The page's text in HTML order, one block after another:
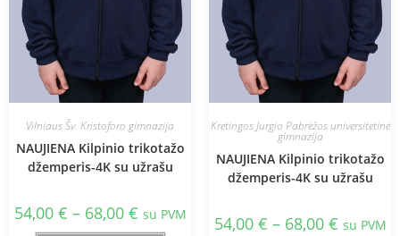
Vilniaus Šv. Kristoforo gimnazija
NAUJIENA Kilpinio trikotažo
džemperis-4K su užrašu
54,00 € – 68,00 € su PVM
Kretingos Jurgio Pabrėžos universitetinė
gimnazija
NAUJIENA Kilpinio trikotažo
džemperis-4K su užrašu
54,00 € – 68,00 € su PVM